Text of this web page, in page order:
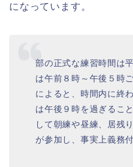
になっています。
部の正式な練習時間は
は午前８時～午後５時
によると、時間内に終
は午後９時を過ぎるこ
して朝練や昼練、居残
が参加し、事実上義務